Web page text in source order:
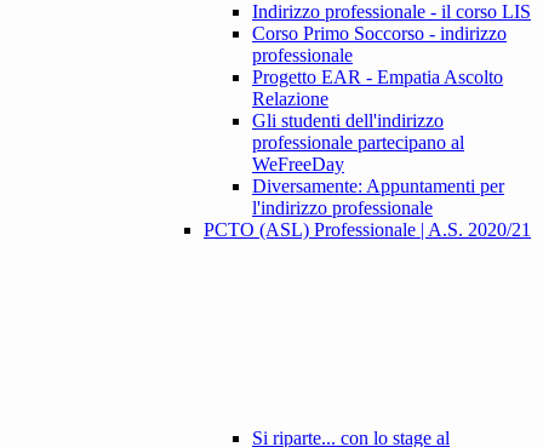
Indirizzo professionale - il corso LIS
Corso Primo Soccorso - indirizzo
professionale
Progetto EAR - Empatia Ascolto
Relazione
Gli studenti dell'indirizzo
professionale partecipano al
WeFreeDay
Diversamente: Appuntamenti per
l'indirizzo professionale
PCTO (ASL) Professionale | A.S. 2020/21
Si riparte... con lo stage al